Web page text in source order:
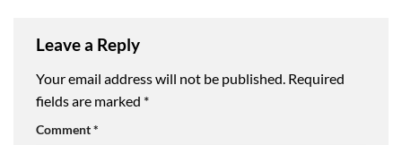
Leave a Reply
Your email address will not be published. Required
fields are marked *
Comment*